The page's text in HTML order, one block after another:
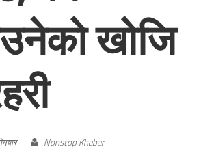
खोजि
Nonstop Khabar